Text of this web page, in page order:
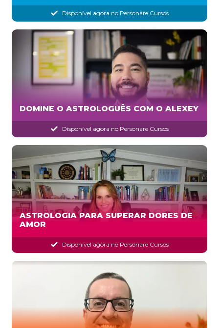
Disponível agora no Personare Cursos
DOMINE O ASTROLOGUÊS COM O ALEXEY
Disponível agora no Personare Cursos
ASTROLOGIA PARA SUPERAR DORES DE
AMOR
Disponível agora no Personare Cursos